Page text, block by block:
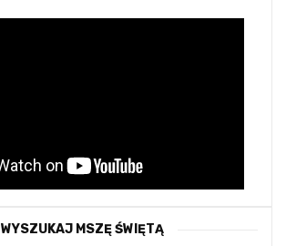
WYSZUKAJ MSZĘ ŚWIĘTĄ